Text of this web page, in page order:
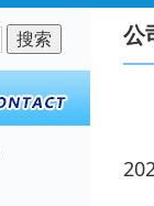
公